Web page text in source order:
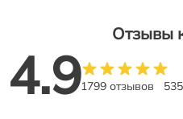
Отзывы
4.91799 отзывов